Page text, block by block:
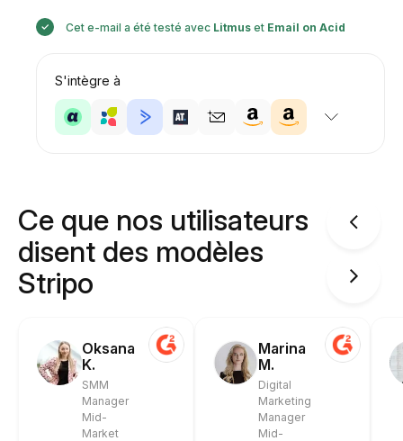
Cet e-mail a été testé avec Litmuset Email on Acid
S'intègre à
Ce que nos utilisateurs
disent des modèles
Stripo
Oksana
K.
SMM
Manager
Mid-
Market
Marina
M.
Digital
Marketing
Manager
Mid-